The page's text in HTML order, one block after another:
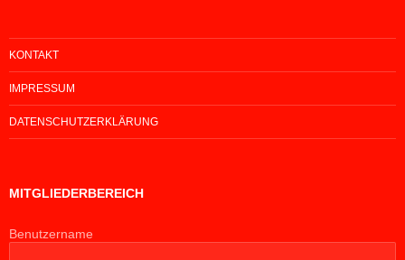
KONTAKT
IMPRESSUM
DATENSCHUTZERKLÄRUNG
MITGLIEDERBEREICH
Benutzername